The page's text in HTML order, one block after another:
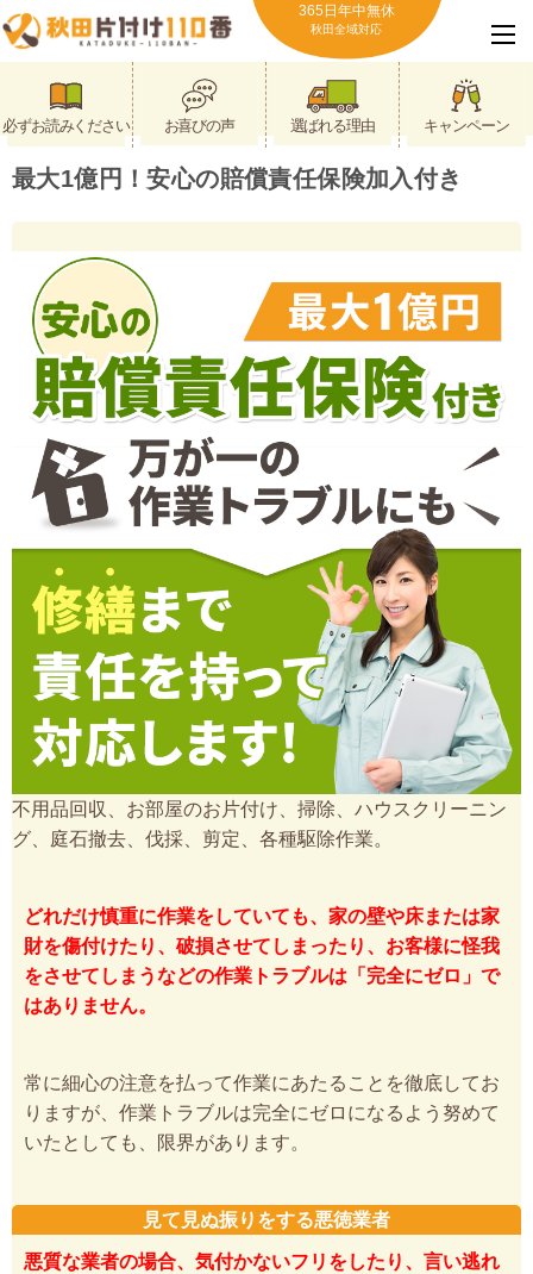
365日年中無休
秋田全域対応
必ずお読みください お喜びの声 選ばれる理由 キャンペーン
最大1億円！安心の賠償責任保険加入付き
不用品回収、お部屋のお片付け、掃除、ハウスクリーニン
グ、庭石撤去、伐採、剪定、各種駆除作業。
どれだけ慎重に作業をしていても、家の壁や床または家
財を傷付けたり、破損させてしまったり、お客様に怪我
をさせてしまうなどの作業トラブルは「完全にゼロ」で
はありません。
常に細心の注意を払って作業にあたることを徹底してお
りますが、作業トラブルは完全にゼロになるよう努めて
いたとしても、限界があります。
見て見ぬ振りをする悪徳業者
悪質な業者の場合、気付かないフリをしたり、言い逃れ